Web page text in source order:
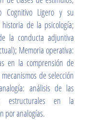
Cognitivo Ligero y su
de la psicología;
la conducta adjuntiva
Memoria operativa:
en la comprensión de
de selección
análisis de las
estructurales en la
por analogías.